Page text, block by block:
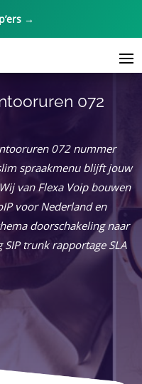
→
072
072 nummer
spraakmenu blijft jouw
van Flexa Voip bouwen
voor Nederland en
doorschakeling naar
trunk rapportage SLA